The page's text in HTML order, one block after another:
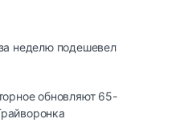
неделю подешевел
обновляют 65-